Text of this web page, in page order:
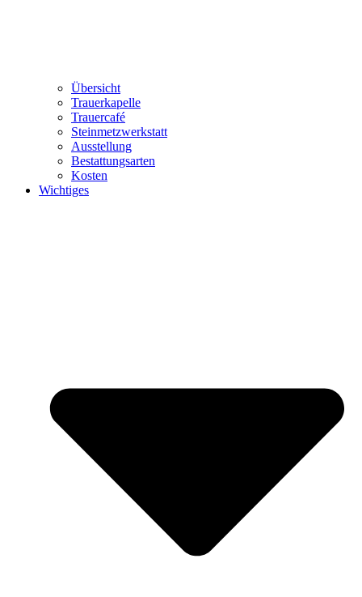
Übersicht
Trauerkapelle
Trauercafé
Steinmetzwerkstatt
Ausstellung
Bestattungsarten
Kosten
Wichtiges